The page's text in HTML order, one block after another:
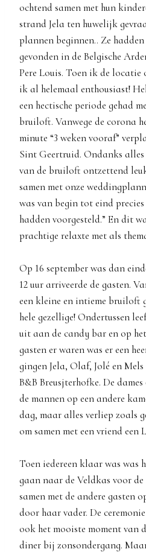
ochtend samen met hun
strand Jela ten huwelijk
plannen beginnen.. Ze
gevonden in de Belgische
Pere Louis. Toen ik de
ik al helemaal enthousiast!
een hectische periode gehad
bruiloft. Vanwege de corona
minute “3 weken vooraf”
Sint Geertruid. Ondanks
van de bruiloft ontzettend
samen met onze
was van begin tot eind
hadden voorgesteld.” En dit
prachtige relaxte met als
Op 16 september was dan
12 uur arriveerde de gasten.
een kleine en intieme bruiloft
hele gezellige! Ondertussen
uit aan de candy bar en op
gasten er waren was er een
gingen Jela, Olaf, Jolé en
B&B Breusjterhofke. De
de mannen op een andere
dag, maar alles verliep zoals
om samen met een vriend
Toen iedereen klaar was was
gaan naar de Veldkas voor
samen met de andere gasten
door haar vader. De
ook het mooiste moment van
diner bij zonsondergang.